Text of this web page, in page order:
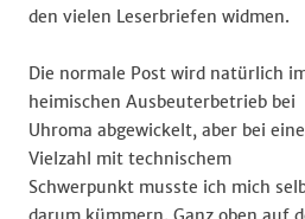
den vielen Leserbriefen widmen.
Die normale Post wird natürlich
heimischen Ausbeuterbetrieb bei
Uhroma abgewickelt, aber bei
Vielzahl mit technischem
Schwerpunkt musste ich mich